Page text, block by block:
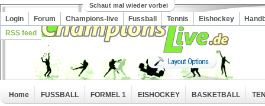
Schaut mal wieder vorbei
Login Forum Champions-live Fussball Tennis Eishockey
RSS feed
Home FUSSBALL FORMEL 1 EISHOCKEY BASKETBALL